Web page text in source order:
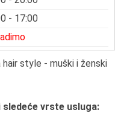
- 17:00
style - muški i ženski
vrste usluga: